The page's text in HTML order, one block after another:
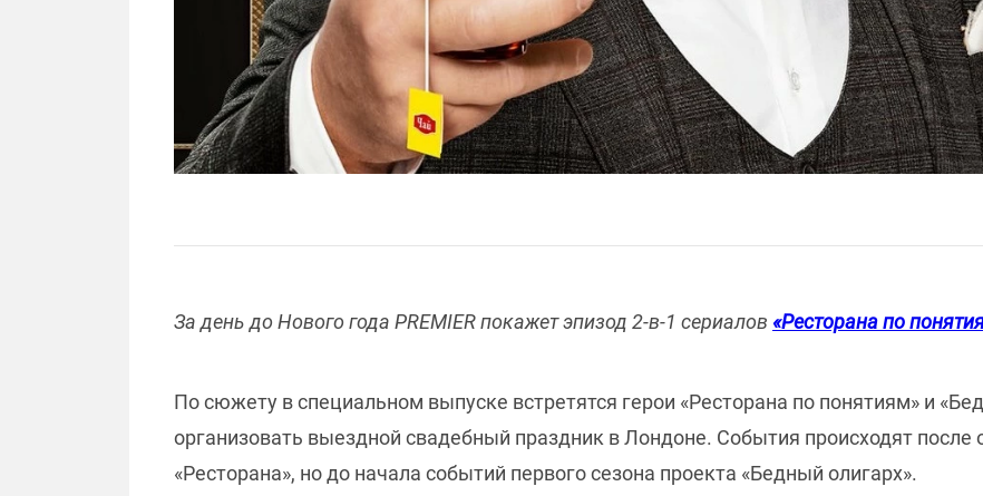
За день до Нового года PREMIER покажет эпизод 2-в-1 сериалов «Ресторана по
По сюжету в специальном выпуске встретятся герои «Ресторана по понятиям» и
организовать выездной свадебный праздник в Лондоне. События происходят после
«Ресторана», но до начала событий первого сезона проекта «Бедный олигарх».